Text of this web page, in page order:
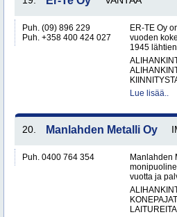
Puh. (09) 896 229
Puh. +358 400 424 027
ER-TE Oy
vuoden
1945
Lue lisää..
20. Manlahden Metalli Oy
Puh. 0400 764 354
Manlahden
vuotta ja